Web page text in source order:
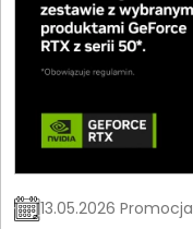
13.05.2026